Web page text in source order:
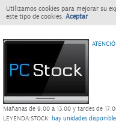
Utilizamos cookies para mejorar su
este tipo de cookies. Aceptar
Mañanas de 9:00 a 13:00 y tardes de
LEYENDA:STOCK: hay unidades